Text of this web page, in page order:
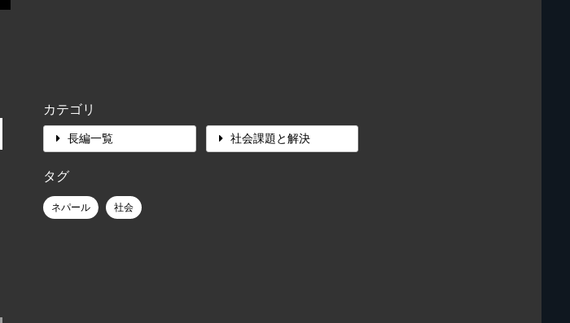
カテゴリ
長編一覧 社会課題と解決
タグ
ネパール 社会